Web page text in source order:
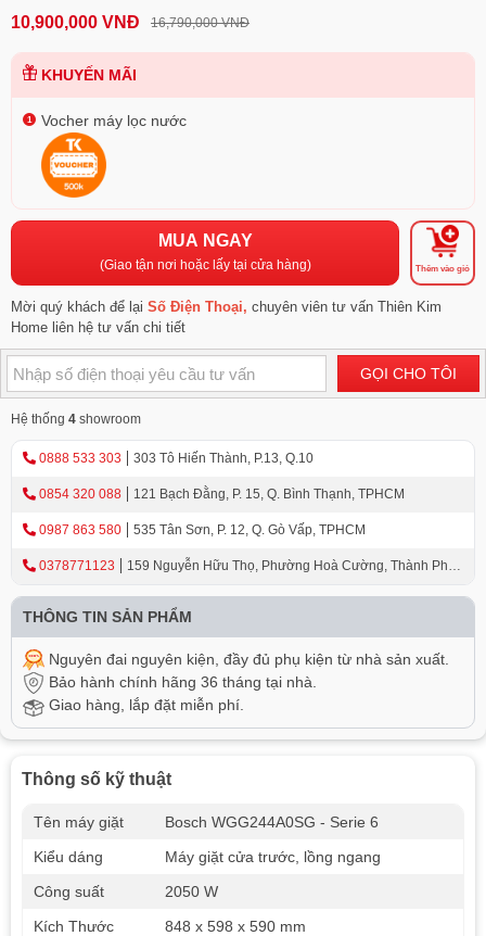
10,900,000 VNĐ 16,790,000 VNĐ
KHUYẾN MÃI
Vocher máy lọc nước
MUA NGAY
(Giao tận nơi hoặc lấy tại cửa hàng) Thêm vào giỏ
Mời quý khách để lại Số Điện Thoại, chuyên viên tư vấn Thiên Kim
Home liên hệ tư vấn chi tiết
GỌI CHO TÔI
Hệ thống 4 showroom
0888 533 303 303 Tô Hiến Thành, P.13, Q.10
0854 320 088 121 Bạch Đằng, P. 15, Q. Bình Thạnh, TPHCM
0987 863 580 535 Tân Sơn, P. 12, Q. Gò Vấp, TPHCM
0378771123
159 Nguyễn Hữu Thọ, Phường Hoà Cường, Thành Phố
THÔNG TIN SẢN PHẨM
Nguyên đai nguyên kiện, đầy đủ phụ kiện từ nhà sản xuất.
Bảo hành chính hãng 36 tháng tại nhà.
Giao hàng, lắp đặt miễn phí.
Thông số kỹ thuật
Tên máy giặt
Bosch WGG244A0SG - Serie 6
Kiểu dáng
Máy giặt cửa trước, lồng ngang
Công suất
2050 W
Kích Thước
848 x 598 x 590 mm